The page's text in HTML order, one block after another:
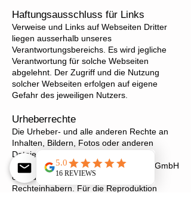
Haftungsausschluss für Links
Verweise und Links auf Webseiten Dritter
liegen ausserhalb unseres
Verantwortungsbereichs. Es wird jegliche
Verantwortung für solche Webseiten
abgelehnt. Der Zugriff und die Nutzung
solcher Webseiten erfolgen auf eigene
Gefahr des jeweiligen Nutzers.
Urheberrechte
Die Urheber- und alle anderen Rechte an
Inhalten, Bildern, Fotos oder anderen
Dateien auf dieser Website, gehören
ausschliesslich der Firma Urbanroots GmbH
oder den speziell genannten
Rechteinhabern. Für die Reproduktion